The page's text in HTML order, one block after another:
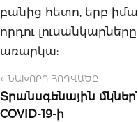
բանից հետո, երբ
որդու
առարկա:
← ՆԱԽՈՐԴ ՀՈԴՎԱԾԸ
Տրանսգենային մկներ՝
COVID-19-ի